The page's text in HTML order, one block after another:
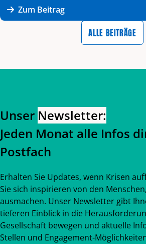
Zum Beitrag
ALLE BEITRÄGE
Unser Newsletter:
Jeden Monat alle Infos
Postfach
Erhalten Sie Updates, wenn Krisen
Sie sich inspirieren von den
ausmachen. Unser Newsletter gibt
tieferen Einblick in die
Gesellschaft bewegen und aktuelle
Stellen und Engagement-